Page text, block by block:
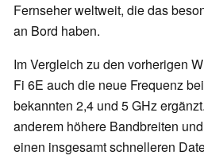
Fernseher weltweit, die das
an Bord haben.
Im Vergleich zu den vorherigen
Fi 6E auch die neue Frequenz
bekannten 2,4 und 5 GHz
anderem höhere Bandbreiten
einen insgesamt schnelleren